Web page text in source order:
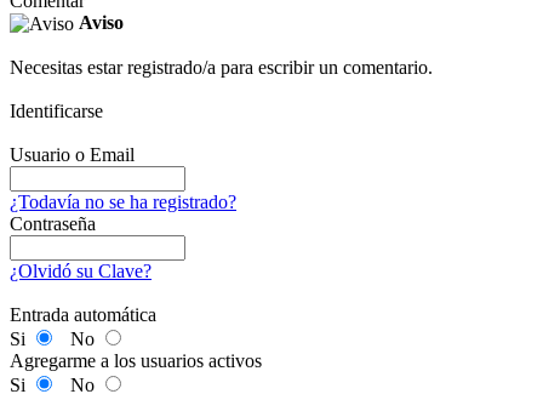
Aviso
Necesitas estar registrado/a para escribir un comentario.
Identificarse
Usuario o Email
¿Todavía no se ha registrado?
Contraseña
¿Olvidó su Clave?
Entrada automática
Si
No
Agregarme a los usuarios activos
Si
No